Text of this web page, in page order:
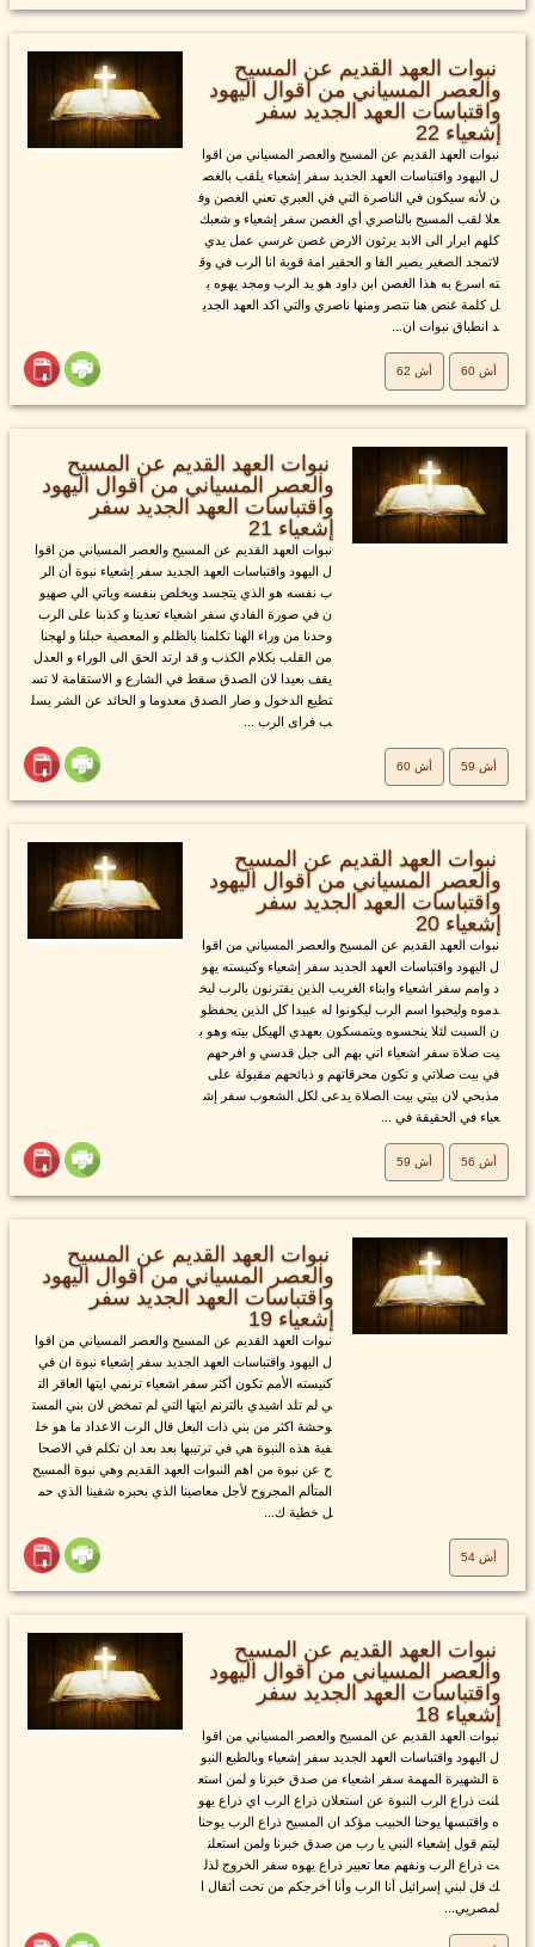
نبوات العهد القديم عن المسيح
والعصر المسياني من اقوال اليهود
واقتباسات العهد الجديد سفر
إشعياء 22
نبوات العهد القديم عن المسيح والعصر المسياني من اقوا
ل اليهود واقتباسات العهد الجديد سفر إشعياء يلقب بالغص
ن لأنه سيكون في الناصرة التي في العبري تعني الغصن وف
علا لقب المسيح بالناصري أي الغصن سفر إشعياء و شعبك
كلهم ابرار الى الابد يرثون الارض غصن غرسي عمل يدي
لاتمجد الصغير يصير الفا و الحقير امة قوية انا الرب في وق
ته اسرع به هذا الغصن ابن داود هو يد الرب ومجد يهوه ب
ل كلمة غنص هنا نتصر ومنها ناصري والتي اكد العهد الجدي
د انطباق نبوات ان...
أش 60 أش 62
نبوات العهد القديم عن المسيح
والعصر المسياني من اقوال اليهود
واقتباسات العهد الجديد سفر
إشعياء 21
نبوات العهد القديم عن المسيح والعصر المسياني من اقوا
ل اليهود واقتباسات العهد الجديد سفر إشعياء نبوة أن الر
ب نفسه هو الذي يتجسد ويخلص بنفسه وياتي الي صهيو
ن في صورة الفادي سفر اشعياء تعدينا و كذبنا على الرب
وحدنا من وراء الهنا تكلمنا بالظلم و المعصية حبلنا و لهجنا
من القلب بكلام الكذب و قد ارتد الحق الى الوراء و العدل
يقف بعيدا لان الصدق سقط في الشارع و الاستقامة لا تس
تطيع الدخول و صار الصدق معدوما و الحائد عن الشر يسل
ب فراى الرب ...
أش 59 أش 60
نبوات العهد القديم عن المسيح
والعصر المسياني من اقوال اليهود
واقتباسات العهد الجديد سفر
إشعياء 20
نبوات العهد القديم عن المسيح والعصر المسياني من اقوا
ل اليهود واقتباسات العهد الجديد سفر إشعياء وكنيسته يهو
د وامم سفر اشعياء وابناء الغريب الذين يقترنون بالرب ليخ
دموه وليحبوا اسم الرب ليكونوا له عبيدا كل الذين يحفظو
ن السبت لئلا ينجسوه ويتمسكون بعهدي الهيكل بيته وهو ب
يت صلاة سفر اشعياء اتي بهم الى جبل قدسي و افرحهم
في بيت صلاتي و تكون محرقاتهم و ذبائحهم مقبولة على
مذبحي لان بيتي بيت الصلاة يدعى لكل الشعوب سفر إش
عياء في الحقيقة في ...
أش 56 أش 59
نبوات العهد القديم عن المسيح
والعصر المسياني من اقوال اليهود
واقتباسات العهد الجديد سفر
إشعياء 19
نبوات العهد القديم عن المسيح والعصر المسياني من اقوا
ل اليهود واقتباسات العهد الجديد سفر إشعياء نبوة ان في
كنيسته الأمم تكون أكثر سفر اشعياء ترنمي ايتها العاقر الت
ي لم تلد اشيدي بالترنم ايتها التي لم تمخض لان بني المست
وحشة اكثر من بني ذات البعل قال الرب الاعداد ما هو خل
فية هذه النبوة هي في ترتيبها بعد بعد ان تكلم في الاصحا
ح عن نبوة من اهم النبوات العهد القديم وهي نبوة المسيح
المتألم المجروح لأجل معاصينا الذي بحبره شفينا الذي حم
ل خطية ك...
أش 54
نبوات العهد القديم عن المسيح
والعصر المسياني من اقوال اليهود
واقتباسات العهد الجديد سفر
إشعياء 18
نبوات العهد القديم عن المسيح والعصر المسياني من اقوا
ل اليهود واقتباسات العهد الجديد سفر إشعياء وبالطبع النبو
ة الشهيرة المهمة سفر اشعياء من صدق خبرنا و لمن استع
لنت ذراع الرب النبوة عن استعلان ذراع الرب اي ذراع يهو
ه واقتبسها يوحنا الحبيب مؤكد ان المسيح ذراع الرب يوحنا
ليتم قول إشعياء النبي يا رب من صدق خبرنا ولمن استعلن
ت ذراع الرب ونفهم معا تعبير ذراع يهوه سفر الخروج لذل
ك قل لبني إسرائيل أنا الرب وأنا أخرجكم من تحت أثقال ا
لمصريي...